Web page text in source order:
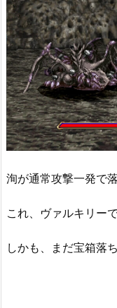
洵が通常攻撃一発で
これ、ヴァルキリー
しかも、まだ宝箱落